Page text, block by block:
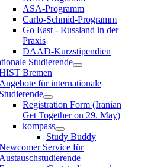
ASA-Programm
Carlo-Schmid-Programm
Go East - Russland in der
Praxis
DAAD-Kurzstipendien
Studierende
Bremen
Angebote für internationale
Studierende
Registration Form (Iranian
Get Together on 29. May)
kompass
Study Buddy
Service für
Austauschstudierende